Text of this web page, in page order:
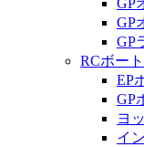
GP
GP
GP
RCボー
EP
GP
ヨ
イ